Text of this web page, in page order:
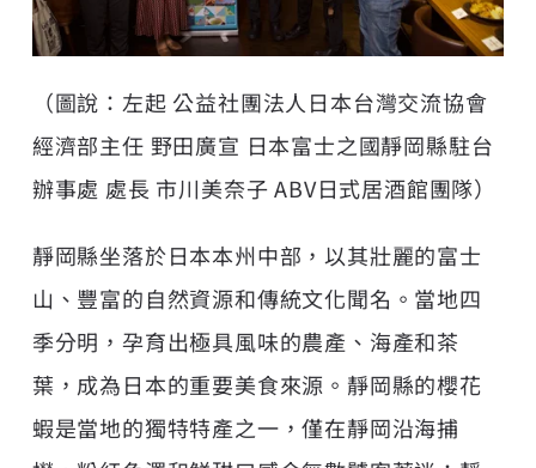
（圖說：左起 公益社團法人日本台灣交流協會
經濟部主任 野田廣宣 日本富士之國靜岡縣駐台
辦事處 處長 市川美奈子 ABV日式居酒館團隊）
靜岡縣坐落於日本本州中部，以其壯麗的富士
山、豐富的自然資源和傳統文化聞名。當地四
季分明，孕育出極具風味的農產、海產和茶
葉，成為日本的重要美食來源。靜岡縣的櫻花
蝦是當地的獨特特產之一，僅在靜岡沿海捕